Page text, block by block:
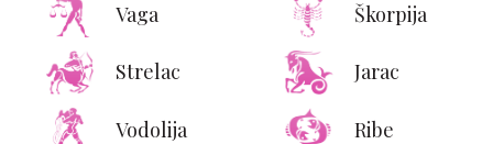
Vaga Škorpija
Strelac Jarac
Vodolija Ribe